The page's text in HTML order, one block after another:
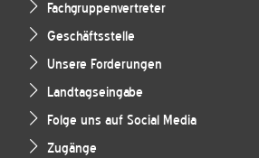
Fachgruppenvertreter
Geschäftsstelle
Unsere Forderungen
Landtagseingabe
Folge uns auf Social Media
Zugänge